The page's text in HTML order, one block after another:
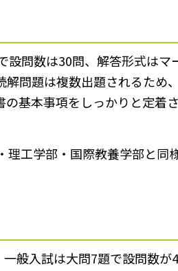
問数は30問、解答形式はマ
問題は複数出題されるため
基本事項をしっかりと定着
工学部・国際教養学部と同
般入試は大問7題で設問数が